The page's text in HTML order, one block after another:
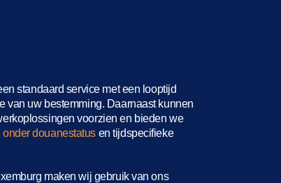
standaard service met een looptijd
van uw bestemming. Daarnaast kunnen
voorzien en bieden we
douanestatus en tijdspecifieke
maken wij gebruik van ons